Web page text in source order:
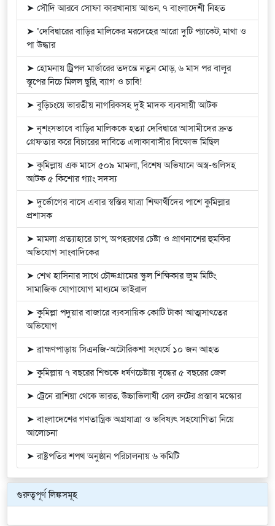
➤ সৌদি আরবে সোফা কারখানায় আগুন, ৭ বাংলাদেশী নিহত
➤ ‘দেবিদ্বারের বাড়ির মালিকের মরদেহের আরো দুটি প্যাকেট, মাথা ও
পা উদ্ধার
➤ হোমনায় ট্রিপল মার্ডারের তদন্তে নতুন মোড়, ৬ মাস পর বালুর
স্তূপের নিচে মিলল ছুরি, ব্যাগ ও চাবি!
➤ বুড়িচংয়ে ভারতীয় নাগরিকসহ দুই মাদক ব্যবসায়ী আটক
➤ নৃশংসভাবে বাড়ির মালিককে হত্যা দেবিদ্বারে আসামীদের দ্রুত
গ্রেফতার করে বিচারের দাবিতে এলাকাবাসীর বিক্ষোভ মিছিল
➤ কুমিল্লায় এক মাসে ৫০৯ মামলা, বিশেষ অভিযানে অস্ত্র-গুলিসহ
আটক ৫ কিশোর গ্যাং সদস্য
➤ দুর্ভোগের বাসে এবার স্বস্তির যাত্রা শিক্ষার্থীদের পাশে কুমিল্লার
প্রশাসক
➤ মামলা প্রত্যাহারে চাপ, অপহরণের চেষ্টা ও প্রাণনাশের হুমকির
অভিযোগ সাংবাদিকের
➤ শেখ হাসিনার সাথে চৌদ্দগ্রামের স্কুল শিক্ষিকার জুম মিটিং
সামাজিক যোগাযোগ মাধ্যমে ভাইরাল
➤ কুমিল্লা পদুয়ার বাজারে ব্যবসায়িক কোটি টাকা আত্মসাৎতের
অভিযোগ
➤ ব্রাহ্মণপাড়ায় সিএনজি-অটোরিকশা সংঘর্ষে ১০ জন আহত
➤ কুমিল্লায় ৭ বছরের শিশুকে ধর্ষণচেষ্টায় বৃদ্ধের ৫ বছরের জেল
➤ ট্রেনে রাশিয়া থেকে ভারত, উচ্চাভিলাষী রেল রুটের প্রস্তাব মস্কোর
➤ বাংলাদেশের গণতান্ত্রিক অগ্রযাত্রা ও ভবিষ্যৎ সহযোগিতা নিয়ে
আলোচনা
➤ রাষ্ট্রপতির শপথ অনুষ্ঠান পরিচালনায় ৬ কমিটি
গুরুত্বপূর্ণ লিঙ্কসমূহ